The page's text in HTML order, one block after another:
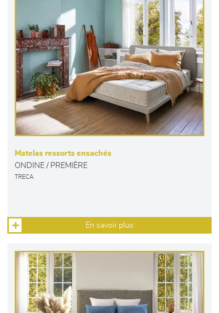
Matelas ressorts ensachés
ONDINE / PREMIÈRE
TRECA
En savoir plus